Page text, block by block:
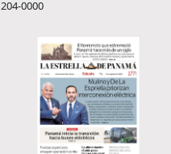
0000